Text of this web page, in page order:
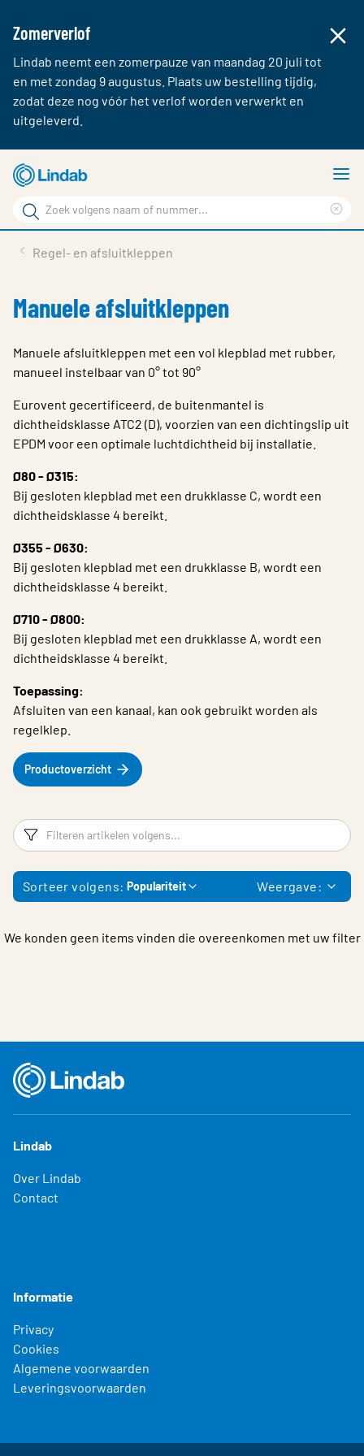
Zomerverlof
Lindab neemt een zomerpauze van maandag 20 juli tot
en met zondag 9 augustus. Plaats uw bestelling tijdig,
zodat deze nog vóór het verlof worden verwerkt en
uitgeleverd.
naar
hoofdinhoud
Zoek
Zoek
Contact
Choose languge
Regel- en afsluitkleppen
Manuele afsluitkleppen
Manuele afsluitkleppen met een vol klepblad met rubber,
manueel instelbaar van 0° tot 90°
Eurovent gecertificeerd, de buitenmantel is
dichtheidsklasse ATC2 (D), voorzien van een dichtingslip uit
EPDM voor een optimale luchtdichtheid bij installatie.
Ø80 - Ø315:
Bij gesloten klepblad met een drukklasse C, wordt een
dichtheidsklasse 4 bereikt.
Ø355 - Ø630:
Bij gesloten klepblad met een drukklasse B, wordt een
dichtheidsklasse 4 bereikt.
Ø710 - Ø800:
Bij gesloten klepblad met een drukklasse A, wordt een
dichtheidsklasse 4 bereikt.
Toepassing:
Afsluiten van een kanaal, kan ook gebruikt worden als
regelklep.
Productoverzicht
Filters
Sorteer volgens: Populariteit Weergave:
We konden geen items vinden die overeenkomen met uw filter
Lindab
Over Lindab
Contact
Informatie
Privacy
Cookies
Algemene voorwaarden
Leveringsvoorwaarden